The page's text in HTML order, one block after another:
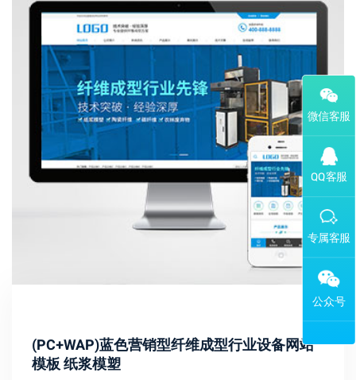
(PC+WAP)蓝色营销型纤维成型行业设备网站
模板 纸浆模塑